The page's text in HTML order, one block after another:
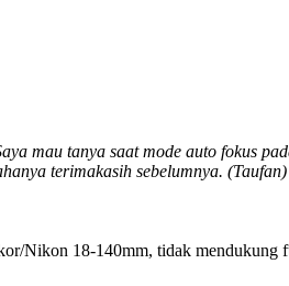
mau tanya saat mode auto fokus
terimakasih sebelumnya. (Taufan)
Nikon 18-140mm, tidak